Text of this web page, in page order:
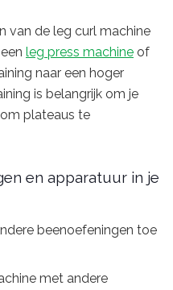
van de leg curl machine
leg press machine of
naar een hoger
is belangrijk om je
plateaus te
en apparatuur in je
beenoefeningen toe
met andere